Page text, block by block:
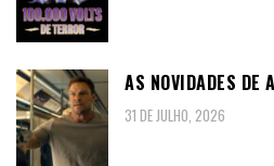
AS NOVIDADES DE
31 DE JULHO, 2026